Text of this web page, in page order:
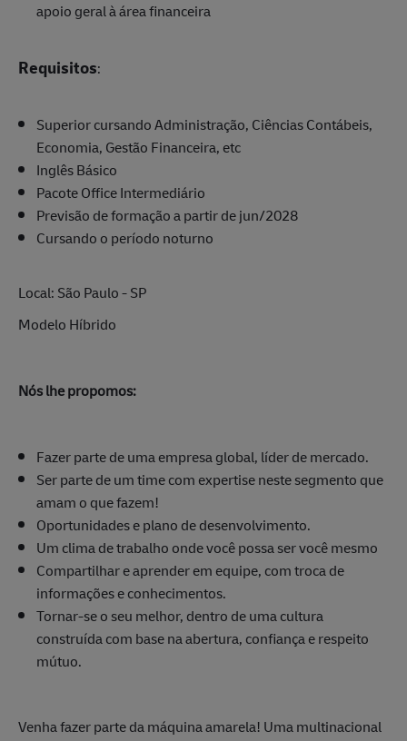
apoio geral à área financeira
Requisitos:
Superior cursando Administração, Ciências Contábeis,
Economia, Gestão Financeira, etc
Inglês Básico
Pacote Office Intermediário
Previsão de formação a partir de jun/2028
Cursando o período noturno
Local: São Paulo - SP
Modelo Híbrido
Nós lhe propomos:
Fazer parte de uma empresa global, líder de mercado.
Ser parte de um time com expertise neste segmento que
amam o que fazem!
Oportunidades e plano de desenvolvimento.
Um clima de trabalho onde você possa ser você mesmo
Compartilhar e aprender em equipe, com troca de
informações e conhecimentos.
Tornar-se o seu melhor, dentro de uma cultura
construída com base na abertura, confiança e respeito
mútuo.
Venha fazer parte da máquina amarela! Uma multinacional